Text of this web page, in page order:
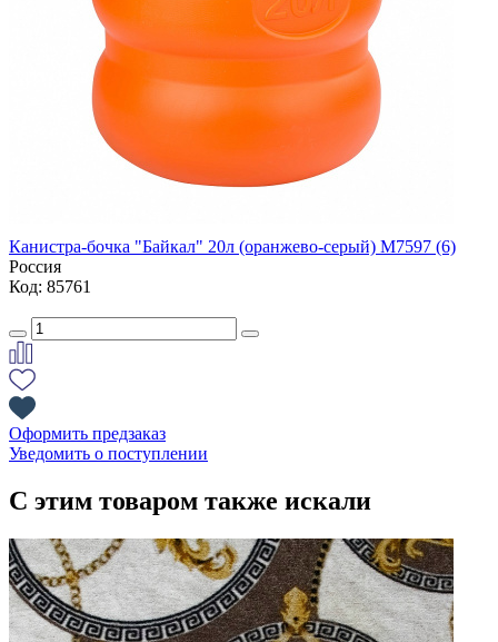
Канистра-бочка "Байкал" 20л (оранжево-серый) М7597 (6)
Россия
Код: 85761
Оформить предзаказ
Уведомить о поступлении
С этим товаром также искали